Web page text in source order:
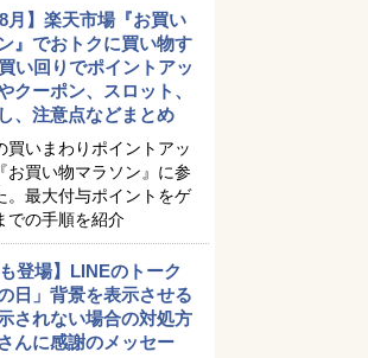
8月】楽天市場『お買い
』でおトクに買い物す
い回りでポイントアッ
クーポン、スロット、
、注意点などまとめ
買いまわりポイントアッ
お買い物マラソン』に参
。最大付与ポイントをゲ
での手順を紹介
も登場】LINEのトーク
日」背景を表示させる
されない場合の対処方
んに感謝のメッセー